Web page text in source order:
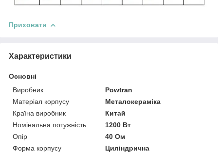
Приховати
Характеристики
Основні
Виробник
Powtran
Матеріал корпусу
Металокераміка
Країна виробник
Китай
Номінальна потужність
1200 Вт
Опір
40 Ом
Форма корпусу
Циліндрична